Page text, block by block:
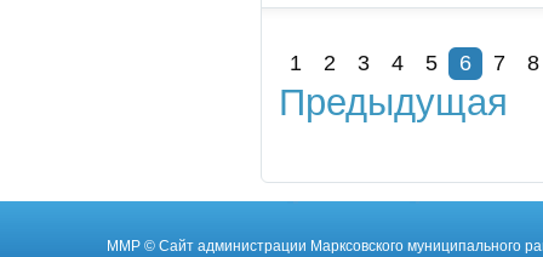
1 2 3 4 5 6 7 8
Предыдущая
ММР © Cайт администрации Марксовского муниципального